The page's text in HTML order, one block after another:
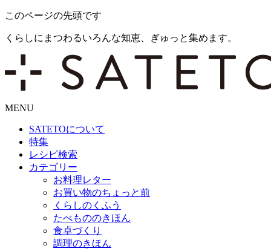
このページの先頭です
くらしにまつわるいろんな知恵、ぎゅっと集めます。
MENU
SATETOについて
特集
レシピ検索
カテゴリー
お料理レター
お買い物のちょっと前
くらしのくふう
たべもののきほん
食卓づくり
調理のきほん